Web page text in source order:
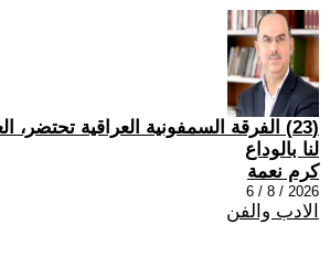
(23) الفرقة السمفونية العراقية تحتضر،
لنا بالوداع
كرم نعمة
2026 / 8 / 6
الادب والفن